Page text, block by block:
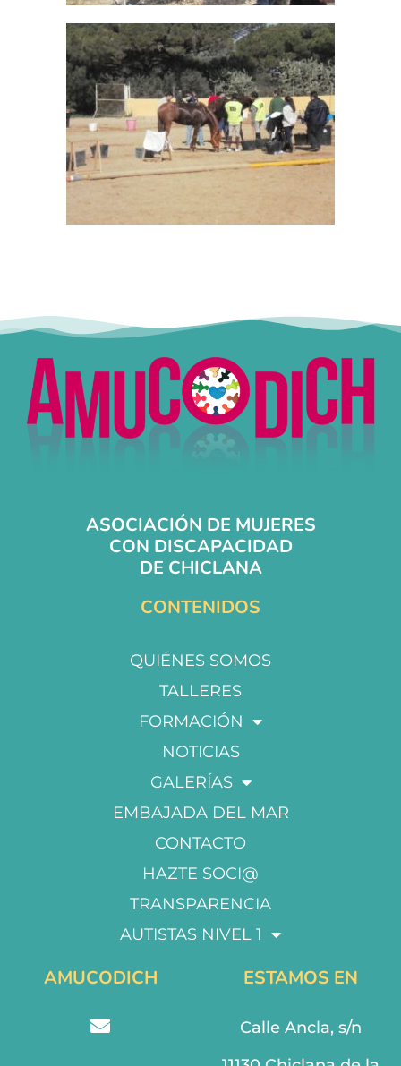
ASOCIACIÓN DE MUJERES
CON DISCAPACIDAD
DE CHICLANA
CONTENIDOS
QUIÉNES SOMOS
TALLERES
FORMACIÓN
NOTICIAS
GALERÍAS
EMBAJADA DEL MAR
CONTACTO
HAZTE SOCI@
TRANSPARENCIA
AUTISTAS NIVEL 1
AMUCODICH ESTAMOS EN
Calle Ancla, s/n